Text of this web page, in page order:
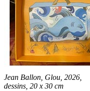
Jean Ballon, Glou, 2026,
dessins, 20 x 30 cm